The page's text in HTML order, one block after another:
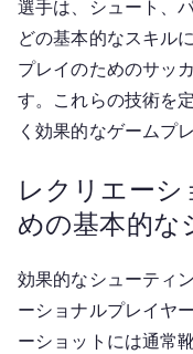
選手は、シュート、
どの基本的なスキル
プレイのためのサッ
す。これらの技術を
く効果的なゲームプ
レクリエーシ
めの基本的な
効果的なシューティ
ーショナルプレイヤ
ーショットには通常